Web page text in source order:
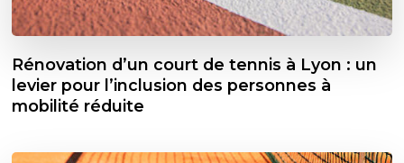
Rénovation d’un court de tennis à Lyon : un
levier pour l’inclusion des personnes à
mobilité réduite